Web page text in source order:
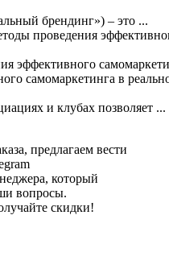
брендинг») – это ...
проведения
эффективного
самомаркетинга в
и клубах позволяет ...
предлагаем вести
который
вопросы.
скидки!